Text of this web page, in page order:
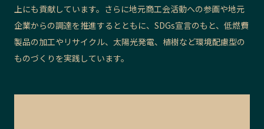
上にも貢献しています。さらに地元商工会活動への参画や地元
企業からの調達を推進するとともに、SDGs宣言のもと、低燃費
製品の加工やリサイクル、太陽光発電、植樹など環境配慮型の
ものづくりを実践しています。